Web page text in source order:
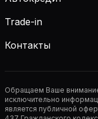
Trade-in
Контакты
Обращаем Ваше внимание
исключительно
является публичной